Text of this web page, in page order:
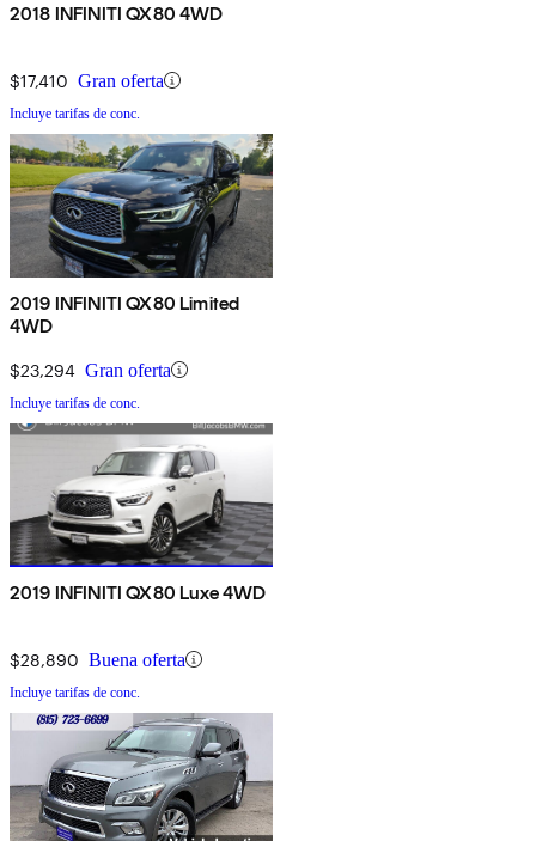
2018 INFINITI QX80 4WD
$17,410 Gran oferta
Incluye tarifas de conc.
2019 INFINITI QX80 Limited
4WD
$23,294 Gran oferta
Incluye tarifas de conc.
2019 INFINITI QX80 Luxe 4WD
$28,890 Buena oferta
Incluye tarifas de conc.